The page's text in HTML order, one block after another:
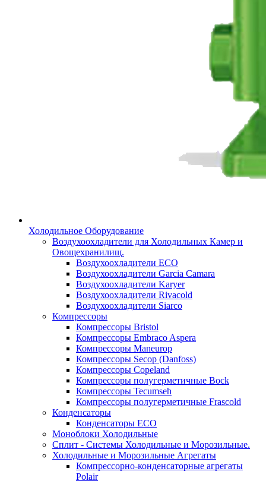
Холодильное Оборудование
Воздухоохладители для Холодильных Камер и
Овощехранилищ.
Воздухоохладители ECO
Воздухоохладители Garcia Camara
Воздухоохладители Karyer
Воздухоохладители Rivacold
Воздухоохладители Siarco
Компрессоры
Компрессоры Bristol
Компрессоры Embraco Aspera
Компрессоры Maneurop
Компрессоры Secop (Danfoss)
Компрессоры Copeland
Компрессоры полугерметичные Bock
Компрессоры Tecumseh
Компрессоры полугерметичные Frascold
Конденсаторы
Конденсаторы ECO
Моноблоки Холодильные
Сплит - Системы Холодильные и Морозильные.
Холодильные и Морозильные Агрегаты
Компрессорно-конденсаторные агрегаты
Polair